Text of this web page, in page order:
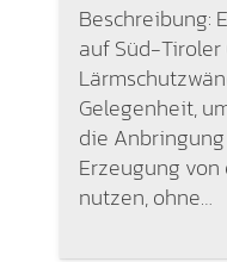
Beschreibung:
auf Süd-
Gelegenheit,
die
Erzeugung
nutzen, ohne…